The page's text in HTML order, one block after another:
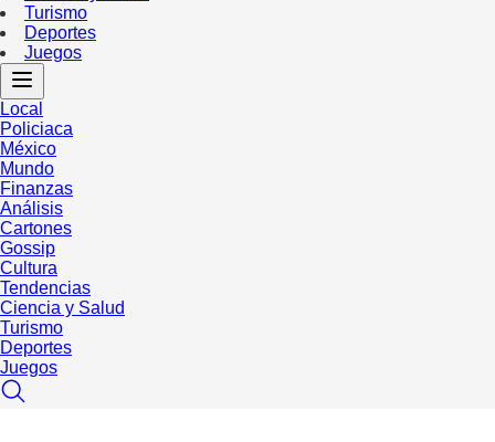
Turismo
Deportes
Juegos
Local
Policiaca
México
Mundo
Finanzas
Análisis
Cartones
Gossip
Cultura
Tendencias
Ciencia y Salud
Turismo
Deportes
Juegos